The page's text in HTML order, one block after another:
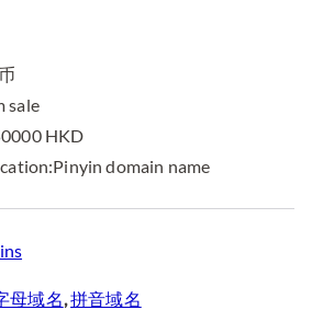
sale
HKD
domain name
母域名,拼音域名